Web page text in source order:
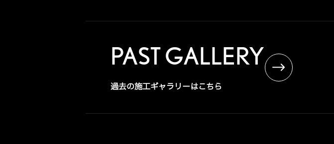
PAST GALLERY
過去の施工ギャラリーはこちら